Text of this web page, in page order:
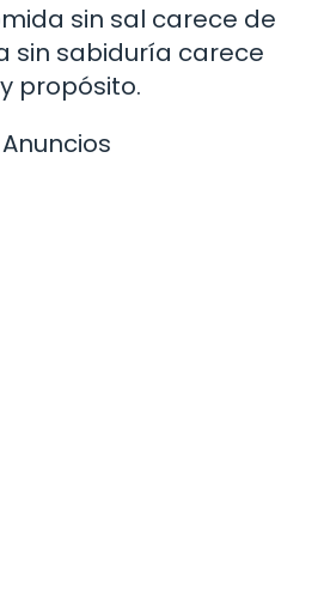
sin sal carece de
sin sabiduría carece
propósito.
Anuncios